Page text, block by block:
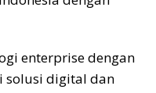
enterprise dengan
solusi digital dan